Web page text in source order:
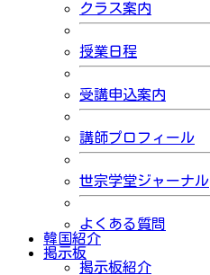
クラス案内
授業日程
受講申込案内
講師プロフィール
世宗学堂ジャーナル
よくある質問
韓国紹介
掲示板
掲示板紹介